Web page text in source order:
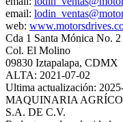
email:
web:
Cda 1 Santa Mónica No. 2
Col. El Molino
09830 Iztapalapa, CDMX
ALTA: 2021-07-02
Ultima actualización:
MAQUINARIA
S.A. DE C.V.